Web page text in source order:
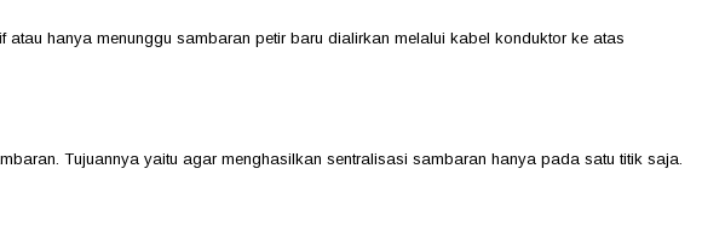
hanya menunggu sambaran petir baru dialirkan melalui kabel konduktor ke atas
Tujuannya yaitu agar menghasilkan sentralisasi sambaran hanya pada satu titik saja.